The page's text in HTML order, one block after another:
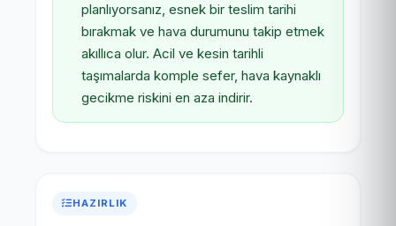
planlıyorsanız, esnek bir teslim tarihi
bırakmak ve hava durumunu takip etmek
akıllıca olur. Acil ve kesin tarihli
taşımalarda komple sefer, hava kaynaklı
gecikme riskini en aza indirir.
HAZIRLIK